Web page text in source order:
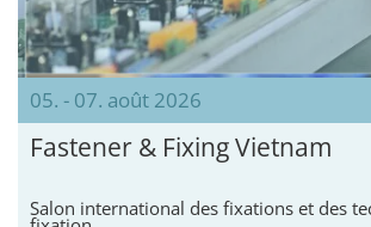
05. - 07. août 2026
Fastener & Fixing Vietnam
Salon international des fixations et des